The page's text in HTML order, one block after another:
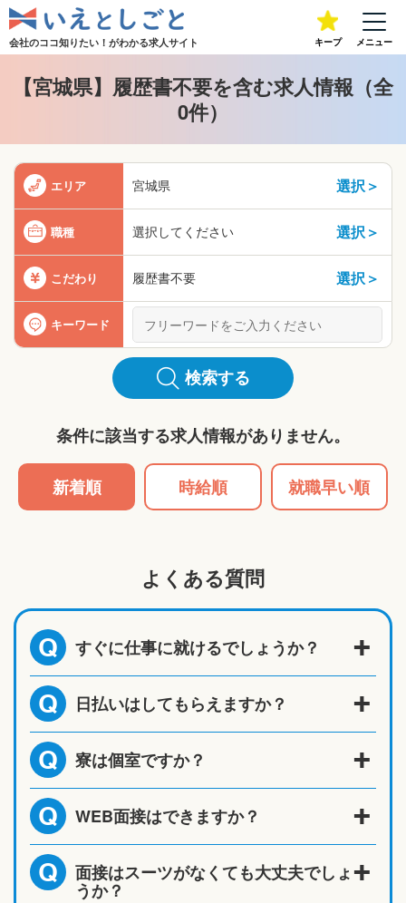
会社のココ知りたい！がわかる求人サイト キープ メニュー
【宮城県】履歴書不要を含む求人情報（全
0件）
エリア 宮城県 選択＞
職種 選択してください 選択＞
こだわり 履歴書不要 選択＞
キーワード
検索する
条件に該当する求人情報がありません。
新着順 時給順 就職早い順
よくある質問
Q すぐに仕事に就けるでしょうか？
Q 日払いはしてもらえますか？
Q 寮は個室ですか？
Q WEB面接はできますか？
Q 面接はスーツがなくても大丈夫でしょ
うか？